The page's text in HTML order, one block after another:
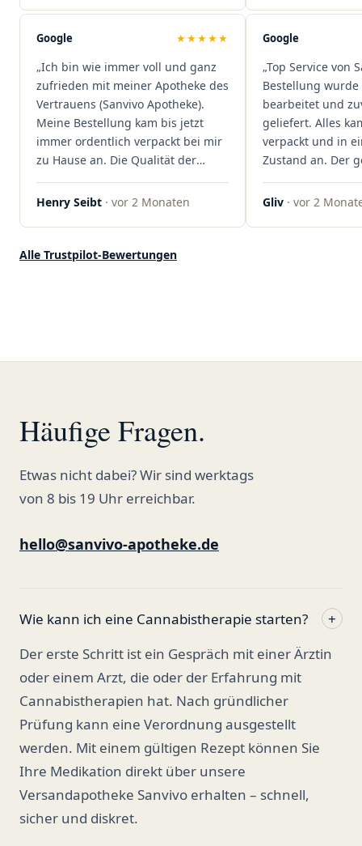
sind extrem zügig, was mir jedes
Mal viel Zeit spart. Man merkt,
Kundenzufriedenheit an erster
Stelle stehen. Vielen Dank an das
Team von Sanvivo – ich bin
rundum begeistert!"
Google ★★★★★
„Ich bin wie immer voll und ganz
zufrieden mit meiner Apotheke des
Vertrauens (Sanvivo Apotheke).
Meine Bestellung kam bis jetzt
immer ordentlich verpackt bei mir
zu Hause an. Die Qualität der
Blüten ist auch immer auf einem
hohen Niveau, die Auswahl ist
ordentlich gelagert, ich hatte nur
Henry Seibt · vor 2 Monaten
Google
„Top Service von
Bestellung wurde
bearbeitet und
geliefert. Alles
verpackt und in
Zustand an. Der
war
professionell.
Gliv · vor 2
Alle Trustpilot-Bewertungen
Häufige Fragen.
Etwas nicht dabei? Wir sind werktags
von 8 bis 19 Uhr erreichbar.
hello@sanvivo-apotheke.de
Wie kann ich eine Cannabistherapie starten?
+
Der erste Schritt ist ein Gespräch mit einer Ärztin
oder einem Arzt, die oder der Erfahrung mit
Cannabistherapien hat. Nach gründlicher
Prüfung kann eine Verordnung ausgestellt
werden. Mit einem gültigen Rezept können Sie
Ihre Medikation direkt über unsere
Versandapotheke Sanvivo erhalten – schnell,
sicher und diskret.